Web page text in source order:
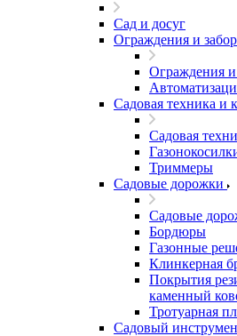
Сад и досуг
Ограждения и
Ограждения
Садовая техника и
Садовая
Триммеры
Садовые дорожки
Садовые
Бордюры
Газонные
Клинкерная
Покрытия
каменный
Тротуарная
Садовый